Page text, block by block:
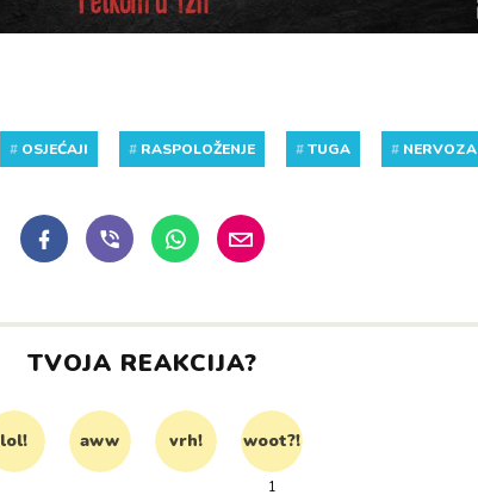
# OSJEĆAJI # RASPOLOŽENJE #TUGA # NERVOZA
TVOJA REAKCIJA?
lol! aww vrh! woot?!
1